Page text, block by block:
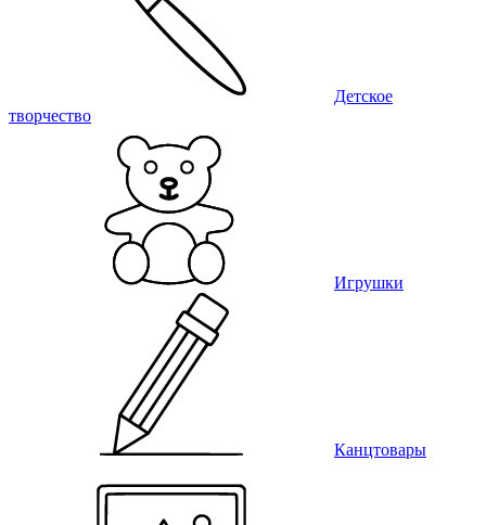
Детское
творчество
Игрушки
Канцтовары